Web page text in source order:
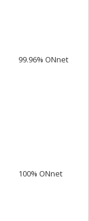
99.96% ONnet
100% ONnet